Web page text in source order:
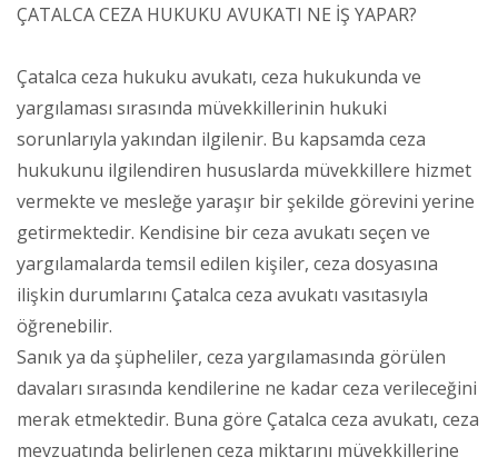
ÇATALCA CEZA HUKUKU AVUKATI NE İŞ YAPAR?
Çatalca ceza hukuku avukatı, ceza hukukunda ve
yargılaması sırasında müvekkillerinin hukuki
sorunlarıyla yakından ilgilenir. Bu kapsamda ceza
hukukunu ilgilendiren hususlarda müvekkillere hizmet
vermekte ve mesleğe yaraşır bir şekilde görevini yerine
getirmektedir. Kendisine bir ceza avukatı seçen ve
yargılamalarda temsil edilen kişiler, ceza dosyasına
ilişkin durumlarını Çatalca ceza avukatı vasıtasıyla
öğrenebilir.
Sanık ya da şüpheliler, ceza yargılamasında görülen
davaları sırasında kendilerine ne kadar ceza verileceğini
merak etmektedir. Buna göre Çatalca ceza avukatı, ceza
mevzuatında belirlenen ceza miktarını müvekkillerine